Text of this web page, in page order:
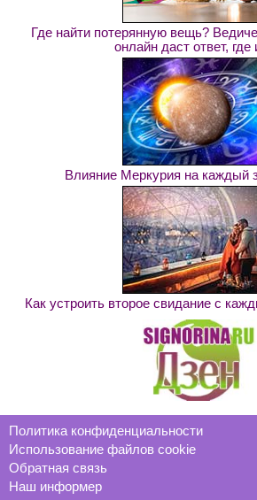
Где найти потерянную вещь?
онлайн даст ответ, где
Влияние Меркурия на каждый
Как устроить второе свидание с
Политика конфиденциальности
Использование файлов cookie
Обратная связь
Наш информер